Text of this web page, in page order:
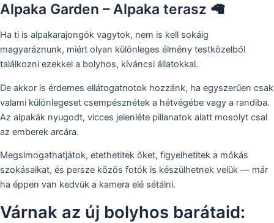
Alpaka Garden – Alpaka terasz 🦙
Ha ti is alpakarajongók vagytok, nem is kell sokáig
magyaráznunk, miért olyan különleges élmény testközelből
találkozni ezekkel a bolyhos, kíváncsi állatokkal.
De akkor is érdemes ellátogatnotok hozzánk, ha egyszerűen csak
valami különlegeset csempésznétek a hétvégébe vagy a randiba.
Az alpakák nyugodt, vicces jelenléte pillanatok alatt mosolyt csal
az emberek arcára.
Megsimogathatjátok, etethetitek őket, figyelhetitek a mókás
szokásaikat, és persze közös fotók is készülhetnek velük — már
ha éppen van kedvük a kamera elé sétálni.
Várnak az új bolyhos barátaid: